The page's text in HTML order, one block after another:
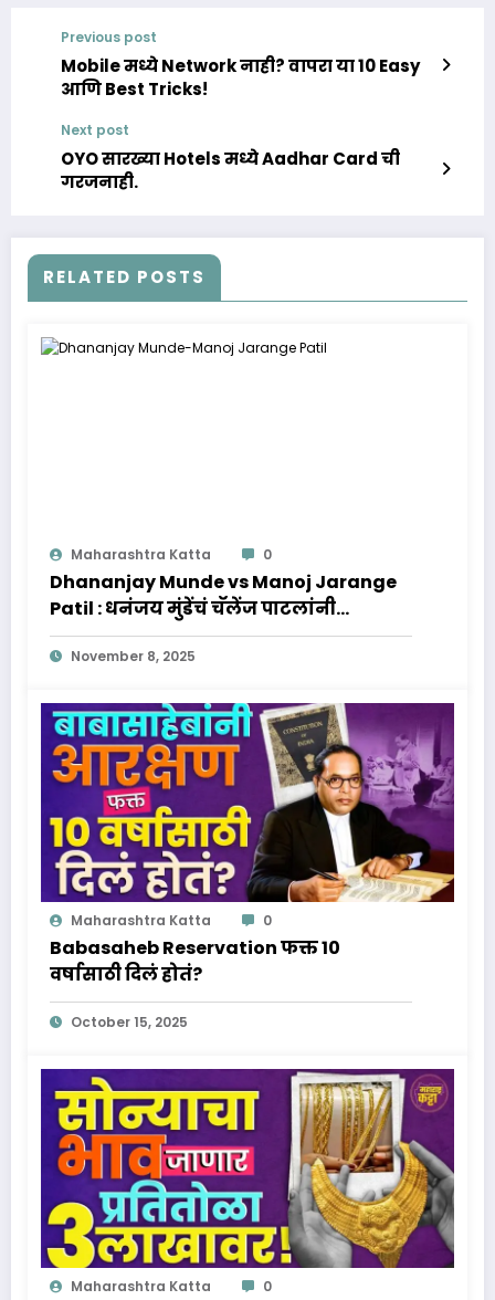
Previous post
Mobile मध्ये Network नाही? वापरा या 10 Easy
आणि Best Tricks!
Next post
OYO सारख्या Hotels मध्ये Aadhar Card ची
गरजनाही.
RELATED POSTS
Maharashtra Katta 0
Dhananjay Munde vs Manoj Jarange
Patil : धनंजय मुंडेंचं चॅलेंज पाटलांनी
स्विकारलं, पुढे काय होणार?
November 8, 2025
Maharashtra Katta 0
Babasaheb Reservation फक्त 10
वर्षासाठी दिलं होतं?
October 15, 2025
Maharashtra Katta 0